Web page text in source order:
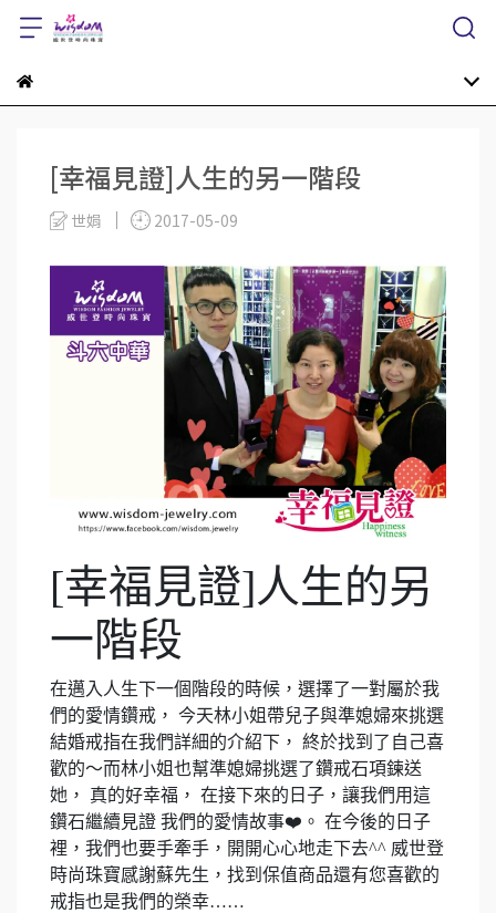
[幸福見證]人生的另一階段
世娟 2017-05-09
[幸福見證]人生的另
一階段
在邁入人生下一個階段的時候，選擇了一對屬於我
們的愛情鑽戒， 今天林小姐帶兒子與準媳婦來挑選
結婚戒指在我們詳細的介紹下， 終於找到了自己喜
歡的～而林小姐也幫準媳婦挑選了鑽戒石項鍊送
她， 真的好幸福， 在接下來的日子，讓我們用這
鑽石繼續見證 我們的愛情故事❤️。 在今後的日子
裡，我們也要手牽手，開開心心地走下去^^ 威世登
時尚珠寶感謝蘇先生，找到保值商品還有您喜歡的
戒指也是我們的榮幸……